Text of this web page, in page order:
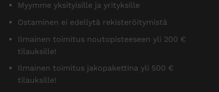
Myymme yksityisille ja yrityksille
Ostaminen ei edellytä rekisteröitymistä
Ilmainen toimitus noutopisteeseen yli 200 €
tilauksille!
Ilmainen toimitus jakopakettina yli 500 €
tilauksille!